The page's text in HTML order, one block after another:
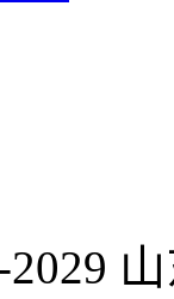
2029